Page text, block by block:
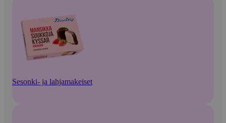
Sesonki- ja lahjamakeiset